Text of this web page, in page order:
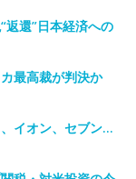
還”日本経済への
最高裁が判決か
イオン、セブン…